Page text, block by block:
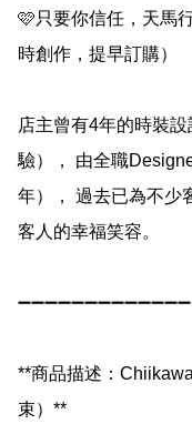
🩷只要你信任，天馬
時創作，提早訂購）
店主曾有4年的時裝
驗）， 由全職
年）， 過去已為不少
客人的幸福笑容。
➖➖➖➖➖➖➖➖➖➖➖➖➖
**商品描述：
束）**